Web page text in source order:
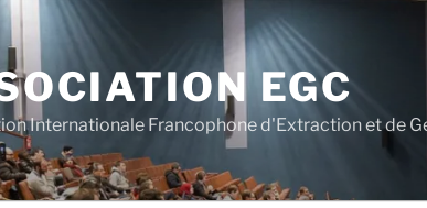
EGC
Internationale Francophone d'Extraction et de